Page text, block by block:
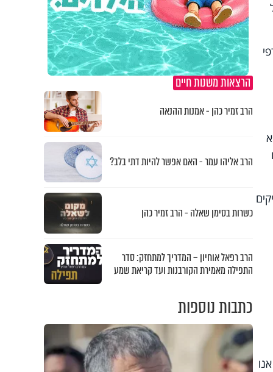
הרצאות משנות חיים
הרב זמיר כהן - אמנות ההנאה
הרב אליהו עמר - האם אפשר להיות דתי בלב?
כשרות בסימן שאלה - הרב זמיר כהן
הרב רפאל אוחיון – המדריך למתחזק: סדר
התפילה מאמירת הקורבנות ועד קריאת שמע
כתבות נוספות